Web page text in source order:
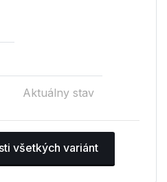
Aktuálny stav
všetkých variánt